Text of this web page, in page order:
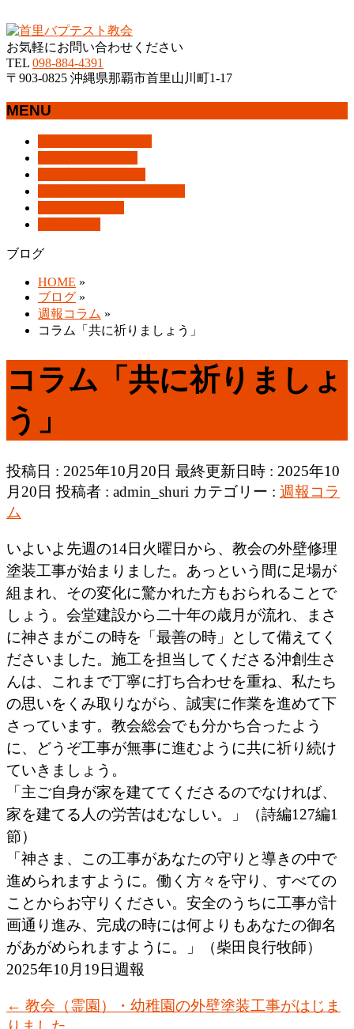
お気軽にお問い合わせください
TEL 098-884-4391
〒903-0825 沖縄県那覇市首里山川町1-17
MENU
す
ブログ
HOME »
ブログ »
週報コラム »
コラム「共に祈りましょう」
コラム「共に祈りましょ
う」
投稿日 : 2025年10月20日 最終更新日時 : 2025年10
月20日 投稿者 : admin_shuri カテゴリー : 週報コラ
ム
いよいよ先週の14日火曜日から、教会の外壁修理
塗装工事が始まりました。あっという間に足場が
組まれ、その変化に驚かれた方もおられることで
しょう。会堂建設から二十年の歳月が流れ、まさ
に神さまがこの時を「最善の時」として備えてく
ださいました。施工を担当してくださる沖創生さ
んは、これまで丁寧に打ち合わせを重ね、私たち
の思いをくみ取りながら、誠実に作業を進めて下
さっています。教会総会でも分かち合ったよう
に、どうぞ工事が無事に進むように共に祈り続け
ていきましょう。
「主ご自身が家を建ててくださるのでなければ、
家を建てる人の労苦はむなしい。」（詩編127編1
節）
「神さま、この工事があなたの守りと導きの中で
進められますように。働く方々を守り、すべての
ことからお守りください。安全のうちに工事が計
画通り進み、完成の時には何よりもあなたの御名
があがめられますように。」（柴田良行牧師）
2025年10月19日週報
← 教会（霊園）・幼稚園の外壁塗装工事がはじま